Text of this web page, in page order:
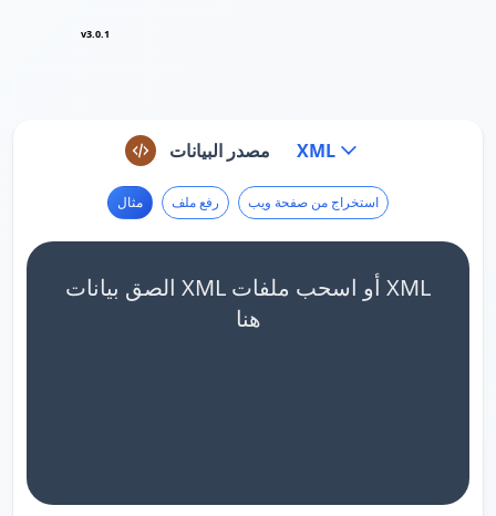
v3.0.1
مصدر البيانات XML
مثال رفع ملف استخراج من صفحة ويب
الصق بيانات XML أو اسحب ملفات XML
هنا